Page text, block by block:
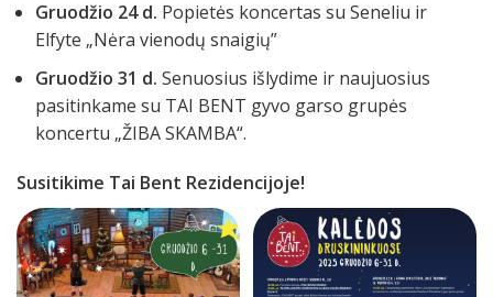
Gruodžio 24 d. Popietės koncertas su Seneliu ir
Elfyte „Nėra vienodų snaigių”
Gruodžio 31 d. Senuosius išlydime ir naujuosius
pasitinkame su TAI BENT gyvo garso grupės
koncertu „ŽIBA SKAMBA“.
Susitikime Tai Bent Rezidencijoje!